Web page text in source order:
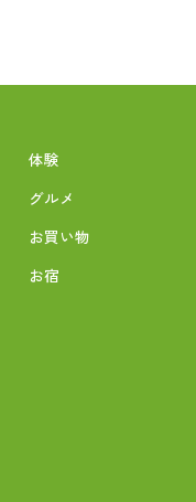
体験
グルメ
お買い物
お宿